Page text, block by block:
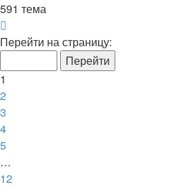
591 тема
1
12
Перейти на страницу:
1
2
3
4
5
…
12